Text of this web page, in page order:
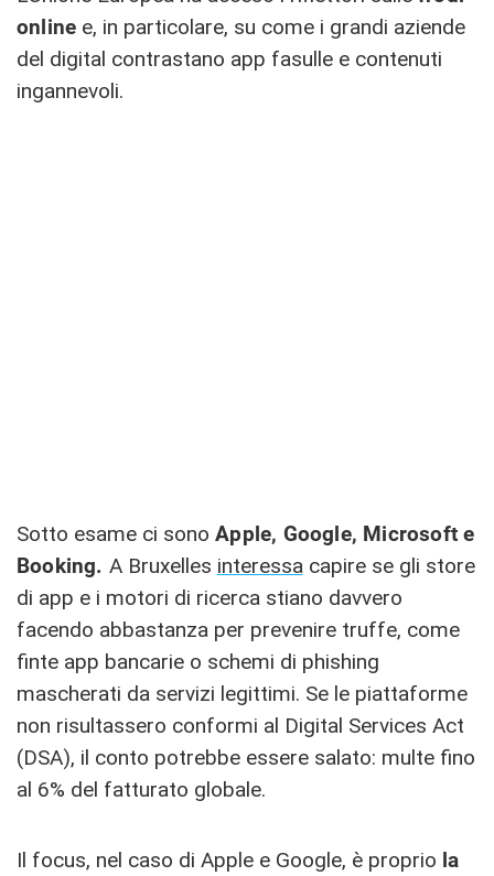
online e, in particolare, su come i grandi aziende
del digital contrastano app fasulle e contenuti
ingannevoli.
Sotto esame ci sono Apple, Google, Microsoft e
Booking. A Bruxelles interessacapire se gli store
di app e i motori di ricerca stiano davvero
facendo abbastanza per prevenire truffe, come
finte app bancarie o schemi di phishing
mascherati da servizi legittimi. Se le piattaforme
non risultassero conformi al Digital Services Act
(DSA), il conto potrebbe essere salato: multe fino
al 6% del fatturato globale.
Il focus, nel caso di Apple e Google, è proprio la